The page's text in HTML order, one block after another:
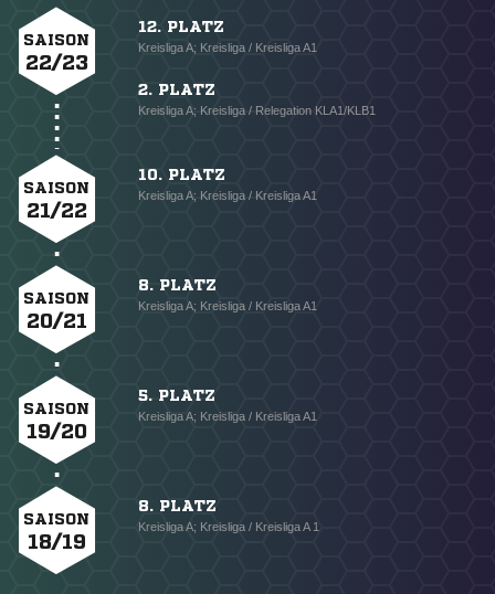
SAISON
22/23
12. PLATZ
Kreisliga A; Kreisliga / Kreisliga A1
2. PLATZ
Kreisliga A; Kreisliga / Relegation KLA1/KLB1
SAISON
21/22
10. PLATZ
Kreisliga A; Kreisliga / Kreisliga A1
SAISON
20/21
8. PLATZ
Kreisliga A; Kreisliga / Kreisliga A1
SAISON
19/20
5. PLATZ
Kreisliga A; Kreisliga / Kreisliga A1
SAISON
18/19
8. PLATZ
Kreisliga A; Kreisliga / Kreisliga A 1